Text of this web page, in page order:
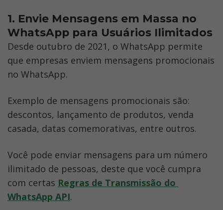
1. Envie Mensagens em Massa no
WhatsApp para Usuários Ilimitados
Desde outubro de 2021, o WhatsApp permite
que empresas enviem mensagens promocionais
no WhatsApp.
Exemplo de mensagens promocionais são:
descontos, lançamento de produtos, venda
casada, datas comemorativas, entre outros.
Você pode enviar mensagens para um número
ilimitado de pessoas, deste que você cumpra
com certas Regras de Transmissão do
WhatsApp API.